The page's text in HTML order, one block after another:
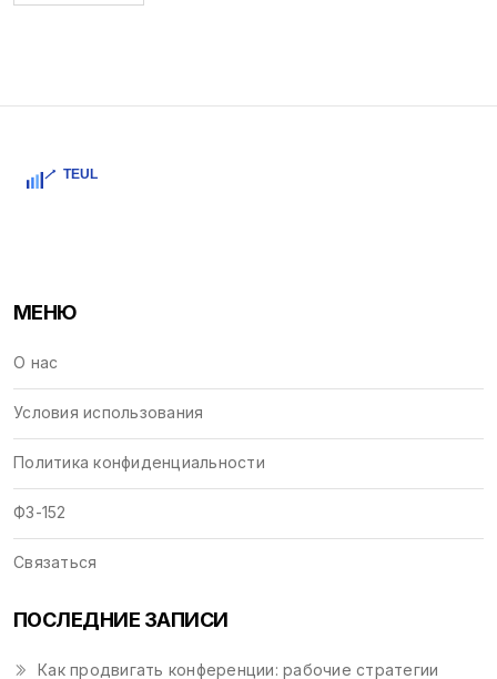
МЕНЮ
О нас
Условия использования
Политика конфиденциальности
ФЗ-152
Связаться
ПОСЛЕДНИЕ ЗАПИСИ
Как продвигать конференции: рабочие стратегии